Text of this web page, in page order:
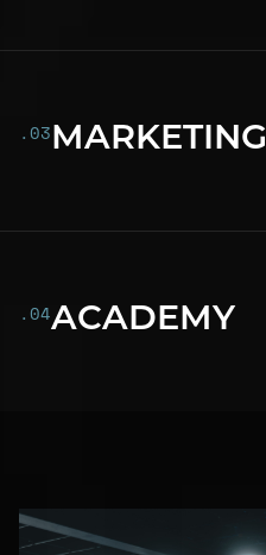
MARKETING
ACADEMY